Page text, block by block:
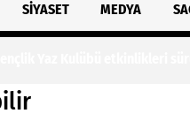
SIYASET MEDYA